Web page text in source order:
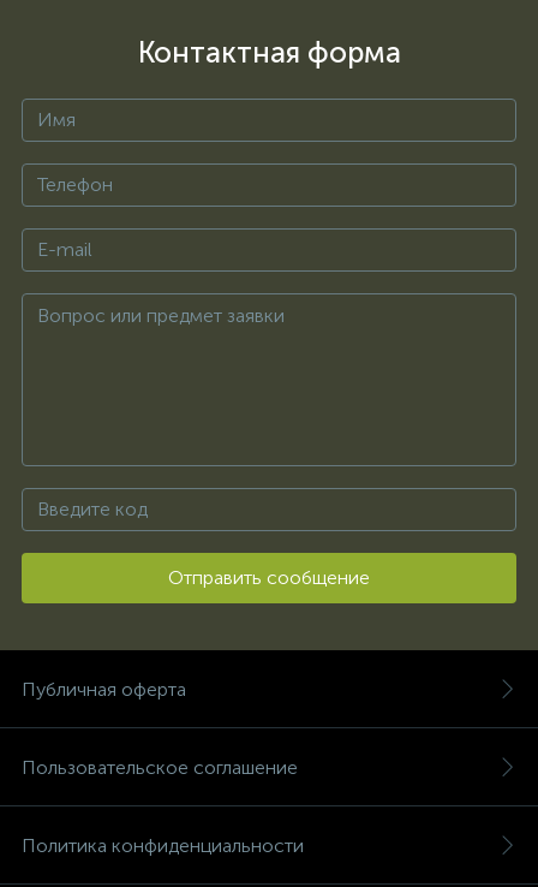
Контактная форма
Отправить сообщение
Публичная оферта
Пользовательское соглашение
Политика конфиденциальности